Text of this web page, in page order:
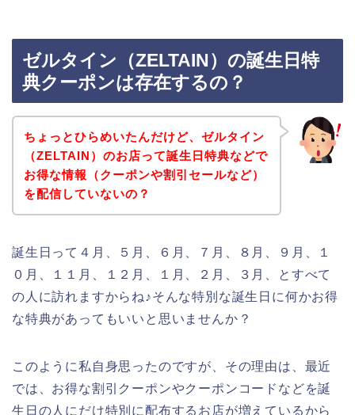
ゼルタイン（ZELTAIN）の誕生日特
典クーポンは存在するの？
ちょっとひらめいたんだけど、ゼルタイン
（ZELTAIN）のお店って誕生日特典などで
お得な情報（クーポンや割引セールなど）
を配信していないの？
誕生日って４月、５月、６月、７月、８月、９月、１
０月、１１月、１２月、１月、２月、３月、とすべて
の人に訪れますからね♪そんな特別な誕生日に何かお得
な特典があってもいいと思いませんか？
このように私自身思ったのですが、その理由は、最近
では、お得な割引クーポンやクーポンコードなどを誕
生日の人にだけ特別に配布するお店が増えているから